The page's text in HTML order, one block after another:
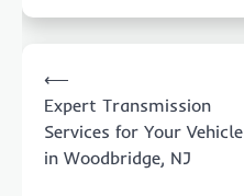
navigation
⟵
Expert Transmission
Services for Your Vehicle
in Woodbridge, NJ